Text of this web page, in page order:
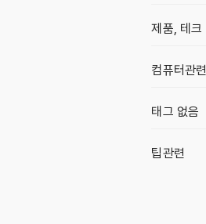
제품, 테크
컴퓨터관련
태그 없음
팁관련